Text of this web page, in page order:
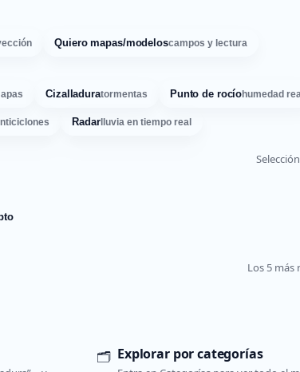
Quiero mapas/modeloscampos y lectura
Cizalladuratormentas Punto de rocíohumedad
Radarlluvia en tiempo real
Los 5 más
🗂️ Explorar por categorías